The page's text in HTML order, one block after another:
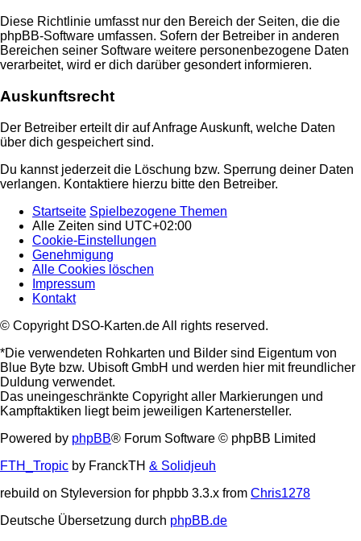
Diese Richtlinie umfasst nur den Bereich der Seiten, die die
phpBB-Software umfassen. Sofern der Betreiber in anderen
Bereichen seiner Software weitere personenbezogene Daten
verarbeitet, wird er dich darüber gesondert informieren.
Auskunftsrecht
Der Betreiber erteilt dir auf Anfrage Auskunft, welche Daten
über dich gespeichert sind.
Du kannst jederzeit die Löschung bzw. Sperrung deiner Daten
verlangen. Kontaktiere hierzu bitte den Betreiber.
Startseite Spielbezogene Themen
Alle Zeiten sind UTC+02:00
Cookie-Einstellungen
Genehmigung
Alle Cookies löschen
Impressum
Kontakt
© Copyright DSO-Karten.de All rights reserved.
*Die verwendeten Rohkarten und Bilder sind Eigentum von
Blue Byte bzw. Ubisoft GmbH und werden hier mit freundlicher
Duldung verwendet.
Das uneingeschränkte Copyright aller Markierungen und
Kampftaktiken liegt beim jeweiligen Kartenersteller.
Powered by phpBB® Forum Software © phpBB Limited
FTH_Tropic by FranckTH & Solidjeuh
rebuild on Styleversion for phpbb 3.3.x from Chris1278
Deutsche Übersetzung durch phpBB.de